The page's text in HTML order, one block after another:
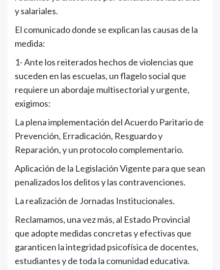
y salariales.
El comunicado donde se explican las causas de la
medida:
1- Ante los reiterados hechos de violencias que
suceden en las escuelas, un flagelo social que
requiere un abordaje multisectorial y urgente,
exigimos:
La plena implementación del Acuerdo Paritario de
Prevención, Erradicación, Resguardo y
Reparación, y un protocolo complementario.
Aplicación de la Legislación Vigente para que sean
penalizados los delitos y las contravenciones.
La realización de Jornadas Institucionales.
Reclamamos, una vez más, al Estado Provincial
que adopte medidas concretas y efectivas que
garanticen la integridad psicofísica de docentes,
estudiantes y de toda la comunidad educativa.